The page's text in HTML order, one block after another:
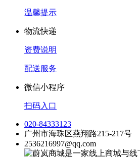
温馨提示
物流快递
资费说明
配送服务
微信小程序
扫码入口
020-84333123
广州市海珠区燕翔路215-217号
2536216997@qq.com